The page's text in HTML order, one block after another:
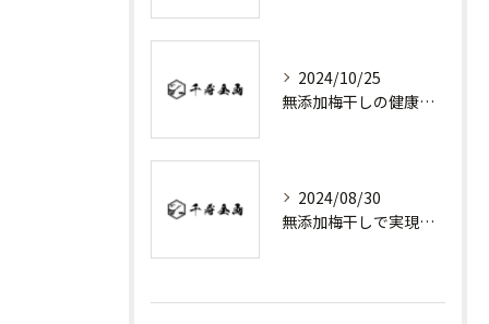
2024/10/25
無添加梅干しの健康効果と選び方
2024/08/30
無添加梅干しで実現する健康維持